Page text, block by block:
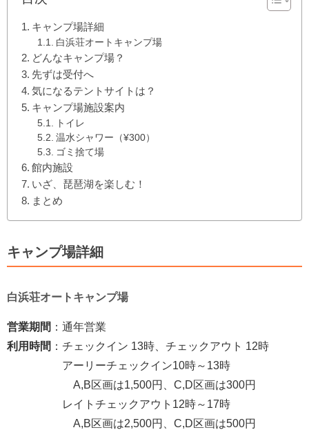
キャンプ場詳細
白浜荘オートキャンプ場
どんなキャンプ場？
先ずは受付へ
気になるテントサイトは？
キャンプ場施設案内
トイレ
温水シャワー（¥300）
ゴミ捨て場
館内施設
いざ、琵琶湖を楽しむ！
まとめ
キャンプ場詳細
白浜荘オートキャンプ場
営業期間 ：通年営業
利用時間 ：チェックイン 13時、チェックアウト 12時
アーリーチェックイン10時～13時
A,B区画は1,500円、C,D区画は300円
レイトチェックアウト12時～17時
A,B区画は2,500円、C,D区画は500円